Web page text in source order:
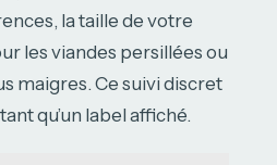
la taille de votre
les viandes persillées ou
maigres. Ce suivi discret
qu’un label affiché.